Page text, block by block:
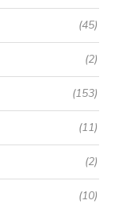
(45)
(2)
(153)
(11)
(2)
(10)